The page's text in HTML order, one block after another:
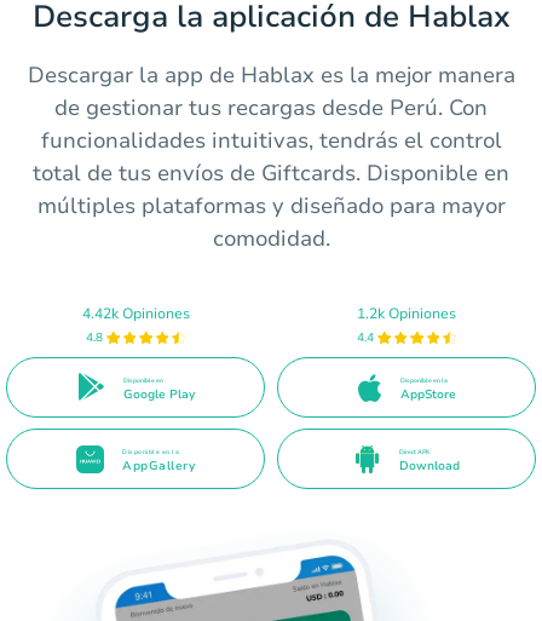
Descarga la aplicación de Hablax
Descargar la app de Hablax es la mejor manera
de gestionar tus recargas desde Perú. Con
funcionalidades intuitivas, tendrás el control
total de tus envíos de Giftcards. Disponible en
múltiples plataformas y diseñado para mayor
comodidad.
4.42k Opiniones
4.8
Disponible en
Google Play
1.2k Opiniones
4.4
Disponible en la
AppStore
Disponible en la
AppGallery
Direct APK
Download